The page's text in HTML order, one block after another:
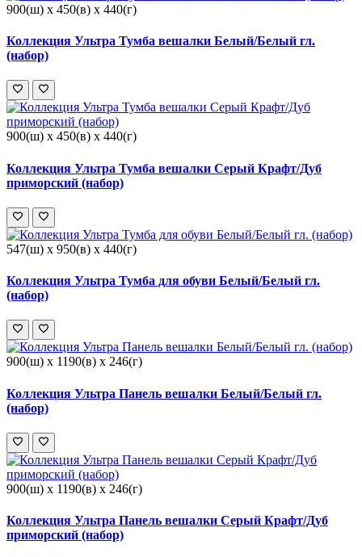
900(ш) x 450(в) x 440(г)
Коллекция Ультра Тумба вешалки Белый/Белый гл.
(набор)
900(ш) x 450(в) x 440(г)
Коллекция Ультра Тумба вешалки Серый Крафт/Дуб
приморский (набор)
547(ш) x 950(в) x 440(г)
Коллекция Ультра Тумба для обуви Белый/Белый гл.
(набор)
900(ш) x 1190(в) x 246(г)
Коллекция Ультра Панель вешалки Белый/Белый гл.
(набор)
900(ш) x 1190(в) x 246(г)
Коллекция Ультра Панель вешалки Серый Крафт/Дуб
приморский (набор)